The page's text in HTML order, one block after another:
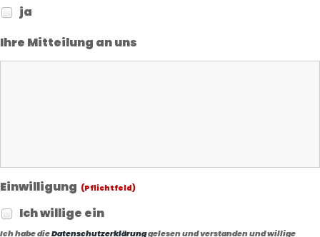
ja
Ihre Mitteilung an uns
Einwilligung (Pflichtfeld)
Ich willige ein
Ich habe dieDatenschutzerklärunggelesen und verstanden und willige